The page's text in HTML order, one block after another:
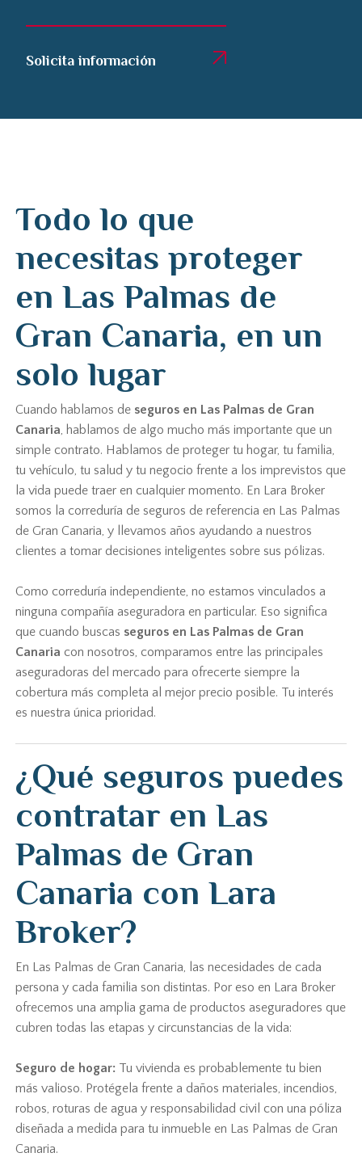
Solicita información
Todo lo que
necesitas proteger
en Las Palmas de
Gran Canaria, en un
solo lugar
Cuando hablamos de seguros en Las Palmas de Gran
Canaria, hablamos de algo mucho más importante que un
simple contrato. Hablamos de proteger tu hogar, tu familia,
tu vehículo, tu salud y tu negocio frente a los imprevistos que
la vida puede traer en cualquier momento. En Lara Broker
somos la correduría de seguros de referencia en Las Palmas
de Gran Canaria, y llevamos años ayudando a nuestros
clientes a tomar decisiones inteligentes sobre sus pólizas.
Como correduría independiente, no estamos vinculados a
ninguna compañía aseguradora en particular. Eso significa
que cuando buscas seguros en Las Palmas de Gran
Canaria con nosotros, comparamos entre las principales
aseguradoras del mercado para ofrecerte siempre la
cobertura más completa al mejor precio posible. Tu interés
es nuestra única prioridad.
¿Qué seguros puedes
contratar en Las
Palmas de Gran
Canaria con Lara
Broker?
En Las Palmas de Gran Canaria, las necesidades de cada
persona y cada familia son distintas. Por eso en Lara Broker
ofrecemos una amplia gama de productos aseguradores que
cubren todas las etapas y circunstancias de la vida:
Seguro de hogar: Tu vivienda es probablemente tu bien
más valioso. Protégela frente a daños materiales, incendios,
robos, roturas de agua y responsabilidad civil con una póliza
diseñada a medida para tu inmueble en Las Palmas de Gran
Canaria.